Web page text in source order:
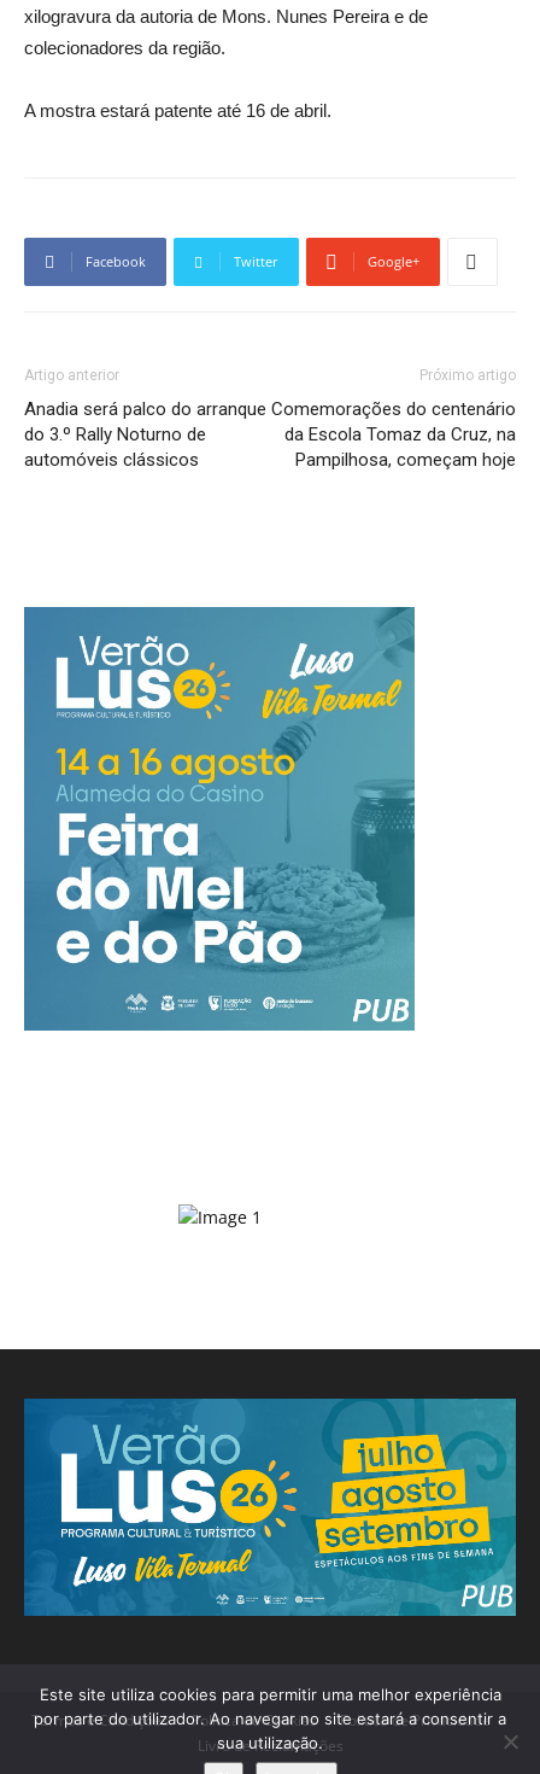
xilogravura da autoria de Mons. Nunes Pereira e de
colecionadores da região.
A mostra estará patente até 16 de abril.
Facebook Twitter Google+
Artigo anterior
Anadia será palco do arranque
do 3.º Rally Noturno de
automóveis clássicos
Próximo artigo
Comemorações do centenário
da Escola Tomaz da Cruz, na
Pampilhosa, começam hoje
Termos e Condições Política de Cookies
Política de Privacidade
Livro de Reclamações
Este site utiliza cookies para permitir uma melhor experiência
por parte do utilizador. Ao navegar no site estará a consentir a
sua utilização.